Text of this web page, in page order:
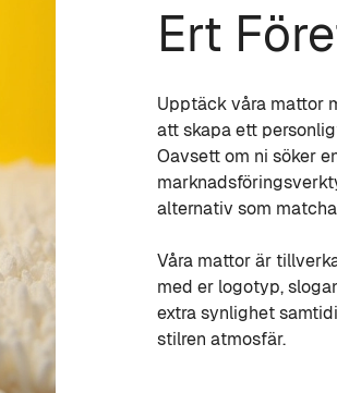
Ert
Upptäck våra mattor
att skapa ett
Oavsett om ni söker
alternativ som
Våra mattor är
med er logotyp,
extra synlighet
stilren atmosfär.